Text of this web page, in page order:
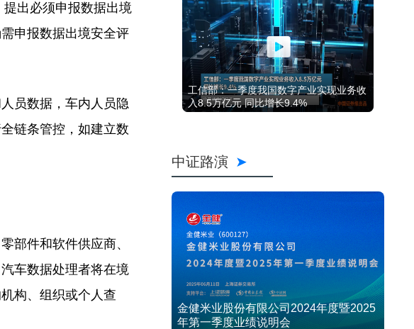
出必须申报数据出境
申报数据出境安全评
员数据，车内人员隐
链条管控，如建立数
件和软件供应商、
车数据处理者将在境
构、组织或个人查
工信部：一季度我国数字产业实现业务收
入8.5万亿元 同比增长9.4%
中证路演
金健米业股份有限公司2024年度暨2025
年第一季度业绩说明会